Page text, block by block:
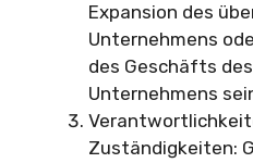
Expansion des
Unternehmens
des Geschäfts
Unternehmens
Zuständigkeiten: